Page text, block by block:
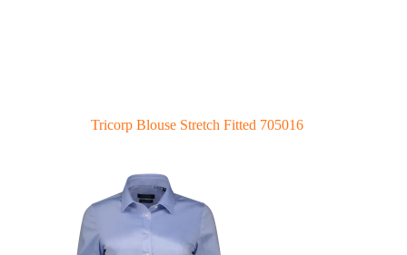
Tricorp Blouse Stretch Fitted 705016